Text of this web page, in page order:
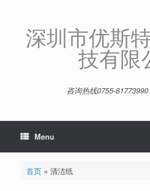
深圳市优斯
技有限
咨询热线0755-
Menu
首页» 清洁纸